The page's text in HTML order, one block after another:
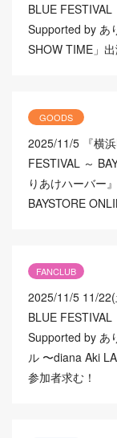
BLUE FESTIVAL
Supported by あ
SHOW TIME」
GOODS
2025/11/5 『横
FESTIVAL ～
りあけハーバー
BAYSTORE
FANCLUB
2025/11/5 11/
BLUE FESTIVAL
Supported by あ
ル 〜diana Aki
参加者求む！